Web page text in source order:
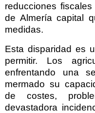
reducciones
de Almería capital
medidas.
Esta disparidad es
permitir. Los
enfrentando una
mermado su
de costes,
devastadora